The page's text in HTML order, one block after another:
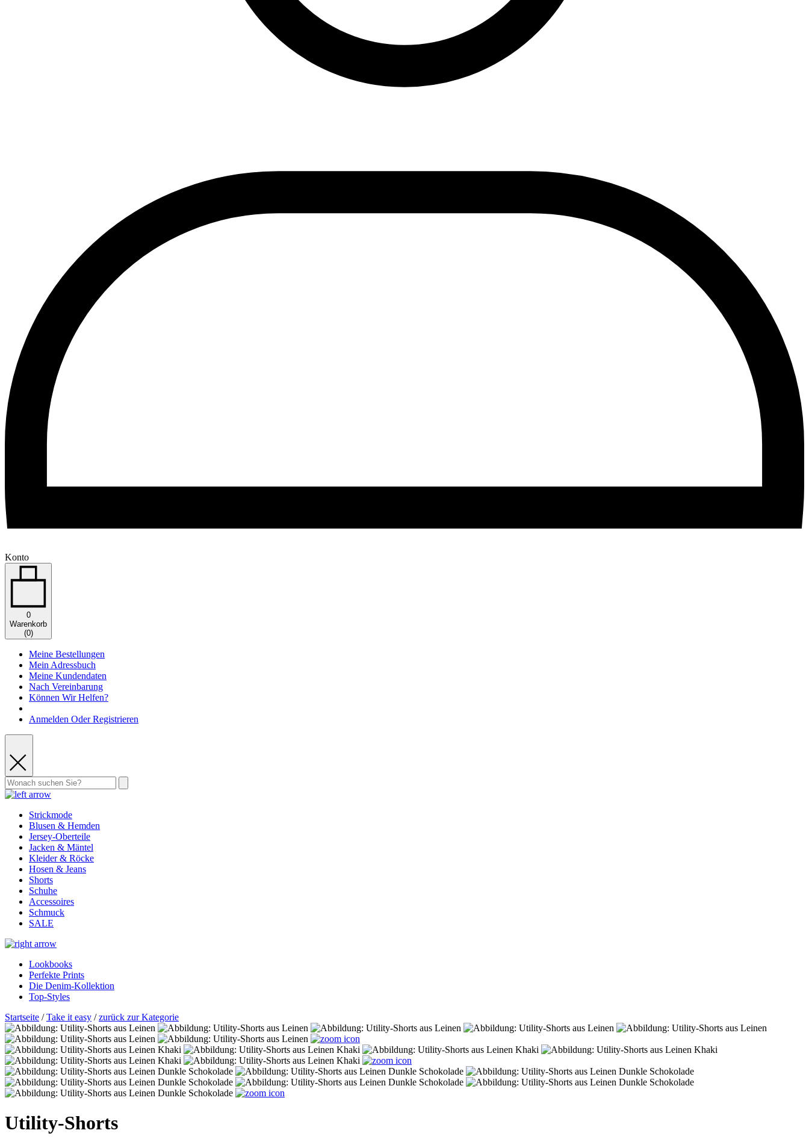
Konto
0
Warenkorb
(0)
Meine Bestellungen
Mein Adressbuch
Meine Kundendaten
Nach Vereinbarung
Können Wir Helfen?
Anmelden Oder Registrieren
Strickmode
Blusen & Hemden
Jersey-Oberteile
Jacken & Mäntel
Kleider & Röcke
Hosen & Jeans
Shorts
Schuhe
Accessoires
Schmuck
SALE
Lookbooks
Perfekte Prints
Die Denim-Kollektion
Top-Styles
Startseite /Take it easy /zurück zur Kategorie
Utility-Shorts